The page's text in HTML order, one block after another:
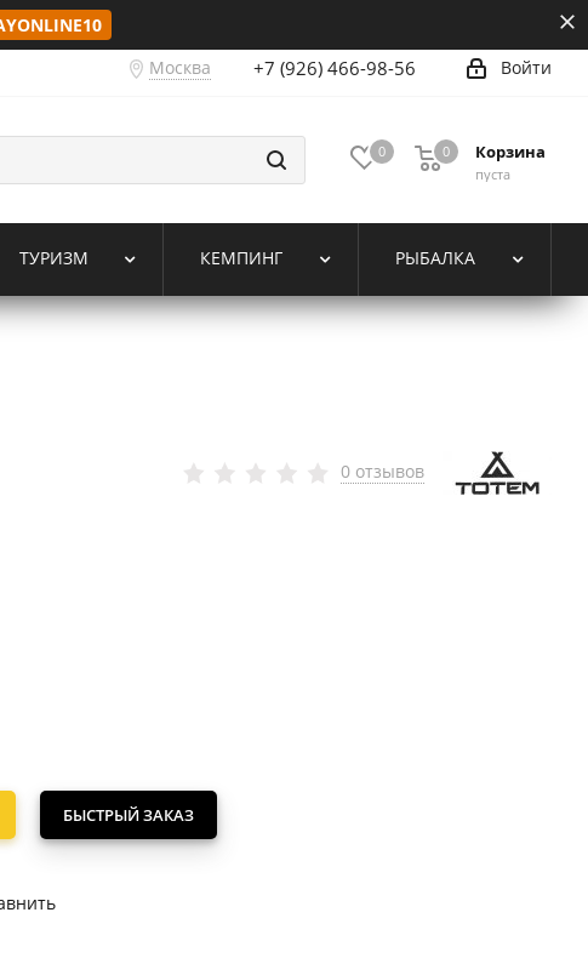
Москва Войти
+7 (926) 466-98-56
0 Корзина
пуста
0
ТУРИЗМ КЕМПИНГ РЫБАЛКА
0 отзывов
БЫСТРЫЙ ЗАКАЗ